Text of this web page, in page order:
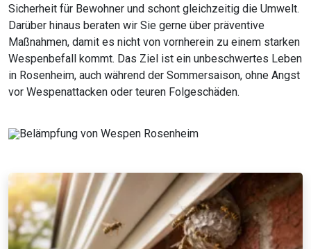
Sicherheit für Bewohner und schont gleichzeitig die Umwelt.
Darüber hinaus beraten wir Sie gerne über präventive
Maßnahmen, damit es nicht von vornherein zu einem starken
Wespenbefall kommt. Das Ziel ist ein unbeschwertes Leben
in Rosenheim, auch während der Sommersaison, ohne Angst
vor Wespenattacken oder teuren Folgeschäden.